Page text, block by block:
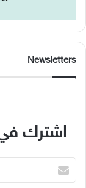
Newsletters
اشترك
بريدك